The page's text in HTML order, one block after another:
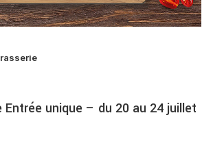
agrandir
Entrée unique – du 20 au 24 juillet